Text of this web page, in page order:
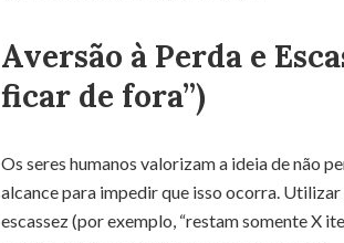
Aversão à Perda e
ficar de fora”)
Os seres humanos valorizam a ideia de não
alcance para impedir que isso ocorra.
escassez (por exemplo, “restam somente X